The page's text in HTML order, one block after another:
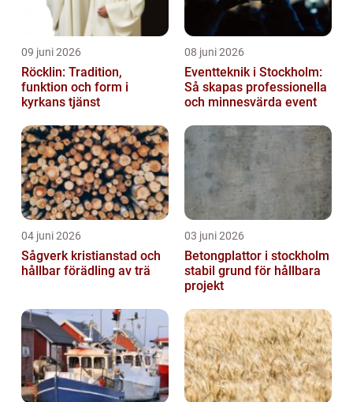
09 juni 2026
Röcklin: Tradition,
funktion och form i
kyrkans tjänst
08 juni 2026
Eventteknik i Stockholm:
Så skapas professionella
och minnesvärda event
04 juni 2026
Sågverk kristianstad och
hållbar förädling av trä
03 juni 2026
Betongplattor i stockholm
stabil grund för hållbara
projekt